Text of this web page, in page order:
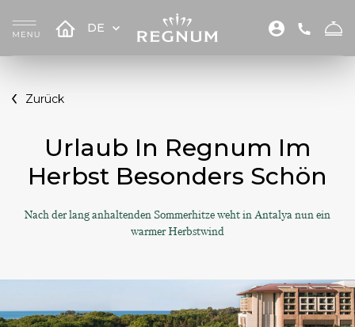
DE
Zurück
Urlaub In Regnum Im
Herbst Besonders Schön
Nach der lang anhaltenden Sommerhitze weht in Antalya nun ein
warmer Herbstwind